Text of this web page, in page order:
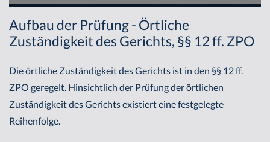
Aufbau der Prüfung - Örtliche
Zuständigkeit des Gerichts, §§ 12 ff. ZPO
Die örtliche Zuständigkeit des Gerichts ist in den §§ 12 ff.
ZPO geregelt. Hinsichtlich der Prüfung der örtlichen
Zuständigkeit des Gerichts existiert eine festgelegte
Reihenfolge.